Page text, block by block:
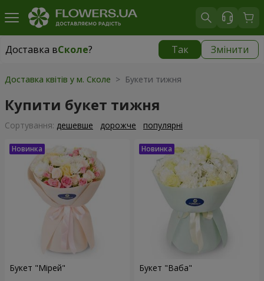
Доставка вСколе? Так Змінити
Доставка вСколе|
Доставка квітів у м. Сколе > Букети тижня
Купити букет тижня
Сортування: дешевше дорожче популярні
Букет "Мірей" Букет "Ваба"